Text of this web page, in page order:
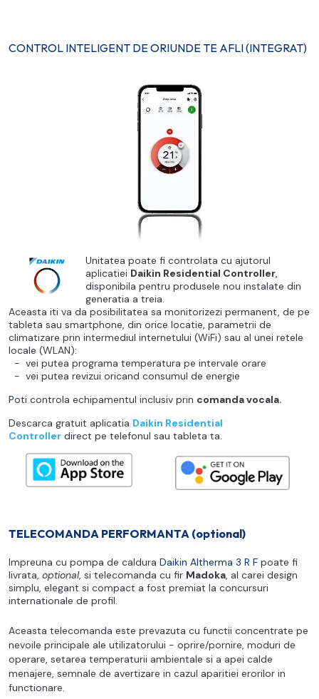
CONTROL INTELIGENT DE ORIUNDE TE AFLI (INTEGRAT)
Unitatea poate fi controlata cu ajutorul
aplicatiei Daikin Residential Controller,
disponibila pentru produsele nou instalate din
generatia a treia.
Aceasta iti va da posibilitatea sa monitorizezi permanent, de pe
tableta sau smartphone, din orice locatie, parametrii de
climatizare prin intermediul internetului (WiFi) sau al unei retele
locale (WLAN):
- vei putea programa temperatura pe intervale orare
- vei putea revizui oricand consumul de energie
Poti controla echipamentul inclusiv prin comanda vocala.
Descarca gratuit aplicatia Daikin Residential
Controller direct pe telefonul sau tableta ta.
TELECOMANDA PERFORMANTA (optional)
Impreuna cu pompa de caldura Daikin Altherma 3 R F poate fi
livrata, optional, si telecomanda cu fir Madoka, al carei design
simplu, elegant si compact a fost premiat la concursuri
internationale de profil.
Aceasta telecomanda este prevazuta cu functii concentrate pe
nevoile principale ale utilizatorului - oprire/pornire, moduri de
operare, setarea temperaturii ambientale si a apei calde
menajere, semnale de avertizare in cazul aparitiei erorilor in
functionare.